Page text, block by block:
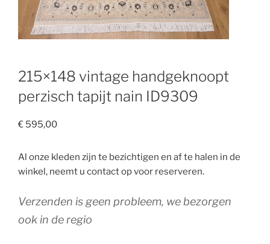
215×148 vintage handgeknoopt
perzisch tapijt nain ID9309
€ 595,00
Al onze kleden zijn te bezichtigen en af te halen in de
winkel, neemt u contact op voor reserveren.
Verzenden is geen probleem, we bezorgen
ook in de regio